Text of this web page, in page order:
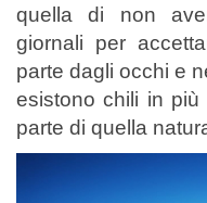
quella di non
giornali per
parte dagli occhi e
esistono chili in
parte di quella